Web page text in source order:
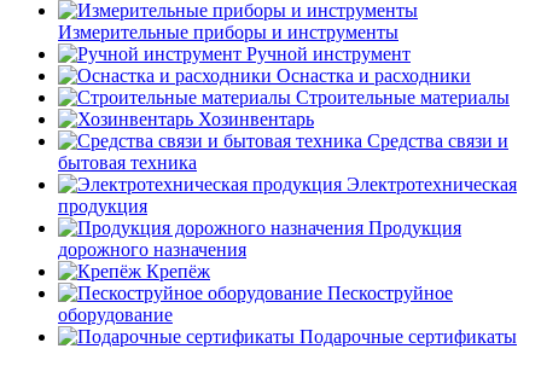
Измерительные приборы и инструменты
Ручной инструмент
Оснастка и расходники
Строительные материалы
Хозинвентарь
Средства связи и
бытовая техника
Электротехническая
продукция
Продукция
дорожного назначения
Крепёж
Пескоструйное
оборудование
Подарочные сертификаты